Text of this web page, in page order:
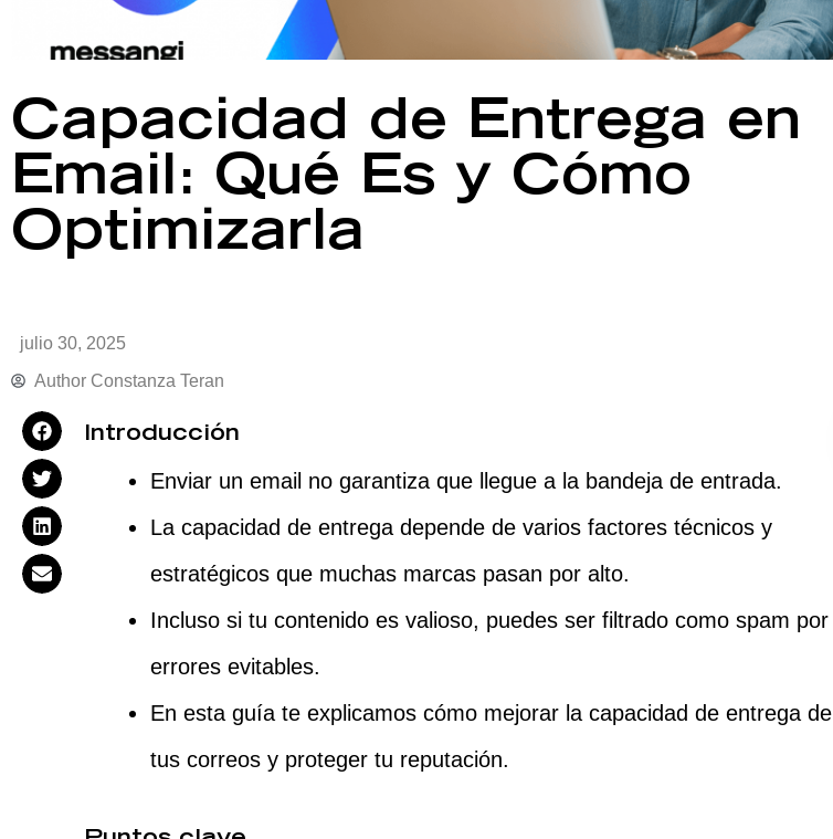
Capacidad de Entrega en
Email: Qué Es y Cómo
Optimizarla
julio 30, 2025
Author Constanza Teran
Introducción
Enviar un email no garantiza que llegue a la bandeja de entrada.
La capacidad de entrega depende de varios factores técnicos y
estratégicos que muchas marcas pasan por alto.
Incluso si tu contenido es valioso, puedes ser filtrado como spam por
errores evitables.
En esta guía te explicamos cómo mejorar la capacidad de entrega de
tus correos y proteger tu reputación.